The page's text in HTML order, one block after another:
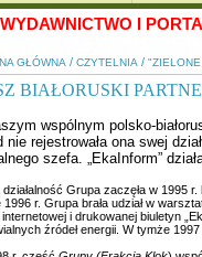
WYDAWNICTWO I
GŁÓWNA / CZYTELNIA /
BIAŁORUSKI
wspólnym polsko-
nie rejestrowała ona swej
szefa. „EkaInform”
działalność Grupa zaczęła w 1995
1996 r. Grupa brała udział w
i drukowanej biuletyn
źródeł energii. W tymże